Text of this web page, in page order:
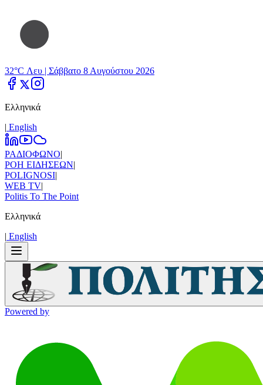
32°C Λευ | Σάββατο 8 Αυγούστου 2026
Ελληνικά
| Εnglish
ΡΑΔΙΟΦΩΝΟ|
ΡΟΗ ΕΙΔΗΣΕΩΝ|
POLIGNOSI|
WEB TV|
Politis To The Point
Ελληνικά
| Εnglish
Powered by